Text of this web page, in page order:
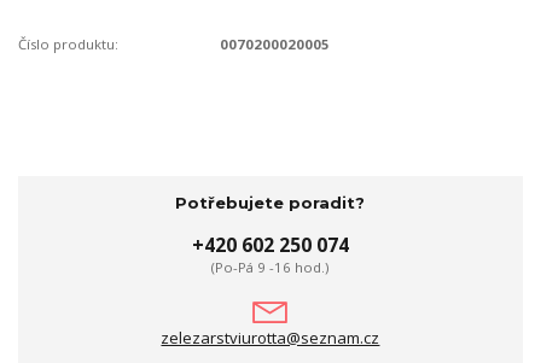
Číslo produktu: 0070200020005
Potřebujete poradit?
+420 602 250 074
(Po-Pá 9 -16 hod.)
zelezarstviurotta@seznam.cz